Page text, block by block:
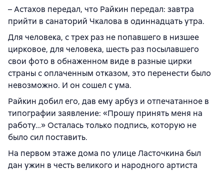
– Астахов передал, что Райкин передал: завтра
прийти в санаторий Чкалова в одиннадцать утра.
Для человека, с трех раз не попавшего в низшее
цирковое, для человека, шесть раз посылавшего
свои фото в обнаженном виде в разные цирки
страны с оплаченным отказом, это перенести было
невозможно. И он сошел с ума.
Райкин добил его, дав ему арбуз и отпечатанное в
типографии заявление: «Прошу принять меня на
работу…» Осталась только подпись, которую не
было сил поставить.
На первом этаже дома по улице Ласточкина был
дан ужин в честь великого и народного артиста